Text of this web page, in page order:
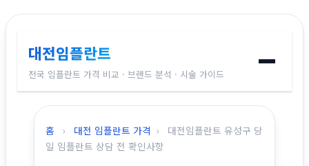
대전임플란트
전국 임플란트 가격 비교 · 브랜드 분석 · 시술 가이드
홈
임플란트 브랜드
홈 › 대전 임플란트 가격 ›
대전임플란트 유성구 당
일 임플란트 상담 전 확인사항